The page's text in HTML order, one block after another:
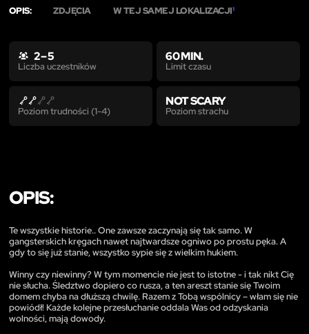
OPIS: ZDJĘCIA W TEJ SAMEJ LOKALIZACJI1
2 – 5
Liczba uczestników
60 MIN.
Limit czasu
Poziom trudności (1-4)
NOT SCARY
Poziom strachu
OPIS:
Te wszystkie historie.. One zawsze zaczynają się tak samo. W
gangsterskich kręgach nawet najtwardsze ogniwo po prostu pęka. A
gdy to się już stanie, wszystko sypie się z wielkim hukiem.
Winny czy niewinny? W tym momencie nie jest to istotne - i tak nikt Cię
nie słucha. Śledztwo dopiero co rusza, a ten areszt stanie się Twoim
domem chyba na dłuższą chwilę. Razem z Tobą wspólnicy – włam się nie
powiódł! Każde kolejne przesłuchanie oddala Was od odzyskania
wolności, mają dowody.